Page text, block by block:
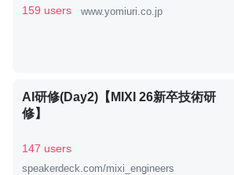
論文では「淡水はカルシウムも酸素も不
利だから両方が拮抗してるのでは」とあ
いる鋏角類（カブトガニ・ウミグモ）は
ずキチンを強化してる筈だが、酵素が違
─ニュース :: 【研究発表】昆虫学の大問題＝「
159 users www.yomiuri.co.jp
AI研修(Day2)【MIXI 26新卒技術研
修】
147 users
speakerdeck.com/mixi_engineers